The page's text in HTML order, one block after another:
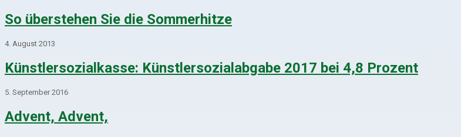
So überstehen Sie die Sommerhitze
4. August 2013
Künstlersozialkasse: Künstlersozialabgabe 2017 bei 4,8 Prozent
5. September 2016
Advent, Advent,